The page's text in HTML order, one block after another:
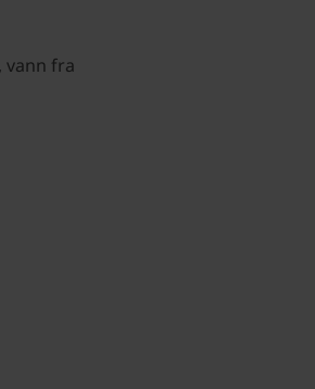
vann fra